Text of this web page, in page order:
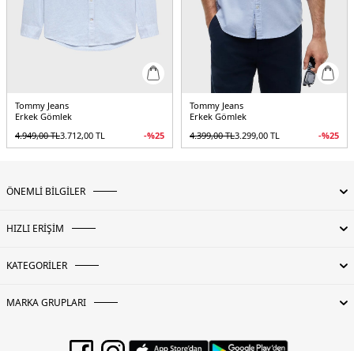
Tommy Jeans
Erkek Gömlek
4.949,00TL3.712,00 TL -%25
Tommy Jeans
Erkek Gömlek
4.399,00TL3.299,00 TL -%25
ÖNEMLİ BİLGİLER
HIZLI ERİŞİM
KATEGORİLER
MARKA GRUPLARI